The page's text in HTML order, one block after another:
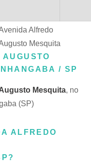
Alfredo
Mesquita
/ SP
Mesquita, no
(SP)
ALFREDO